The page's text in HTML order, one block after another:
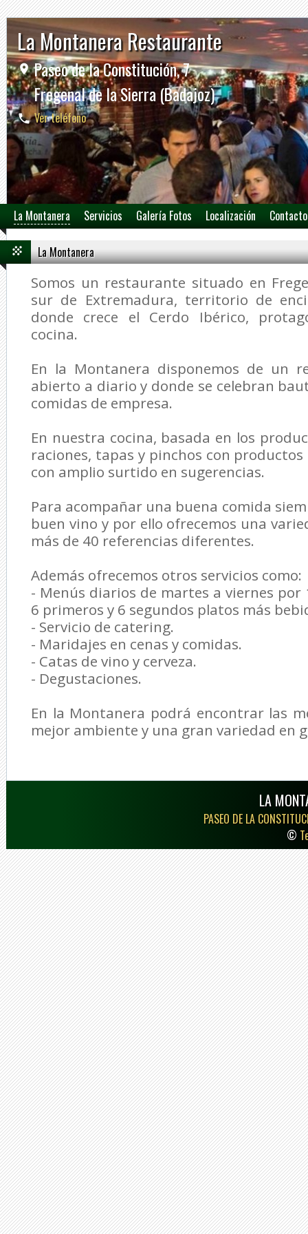
La Montanera Restaurante
Paseo de la Constitución, 7
Fregenal de la Sierra (Badajoz)
Ver teléfono
La Montanera Servicios Galería Fotos Localización
La Montanera
Somos un restaurante situado en
sur de Extremadura, territorio de
donde crece el Cerdo Ibérico,
cocina.
En la Montanera disponemos de un
abierto a diario y donde se celebran
comidas de empresa.
En nuestra cocina, basada en los
raciones, tapas y pinchos con
con amplio surtido en sugerencias.
Para acompañar una buena comida
buen vino y por ello ofrecemos una
más de 40 referencias diferentes.
Además ofrecemos otros servicios como:
- Menús diarios de martes a viernes por
6 primeros y 6 segundos platos más
- Servicio de catering.
- Maridajes en cenas y comidas.
- Catas de vino y cerveza.
- Degustaciones.
En la Montanera podrá encontrar las
mejor ambiente y una gran variedad en
LA
PASEO DE LA
©